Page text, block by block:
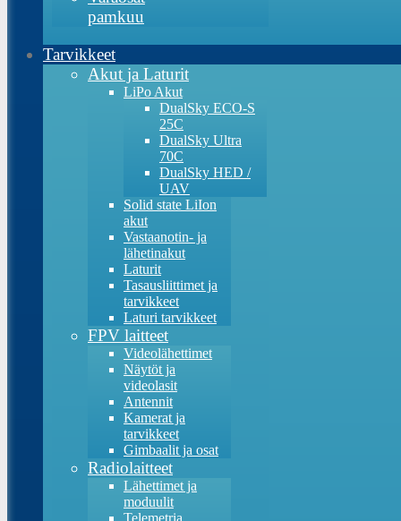
pamkuu
Tarvikkeet
Akut ja Laturit
LiPo Akut
DualSky ECO-S
25C
DualSky Ultra
70C
DualSky HED /
UAV
Solid state LiIon
akut
Vastaanotin- ja
lähetinakut
Laturit
Tasausliittimet ja
tarvikkeet
Laturi tarvikkeet
FPV laitteet
Videolähettimet
Näytöt ja
videolasit
Antennit
Kamerat ja
tarvikkeet
Gimbaalit ja osat
Radiolaitteet
Lähettimet ja
moduulit
Telemetria